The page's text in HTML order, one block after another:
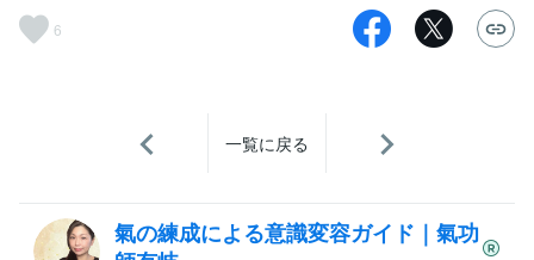
6
一覧に戻る
氣の練成による意識変容ガイド｜氣功